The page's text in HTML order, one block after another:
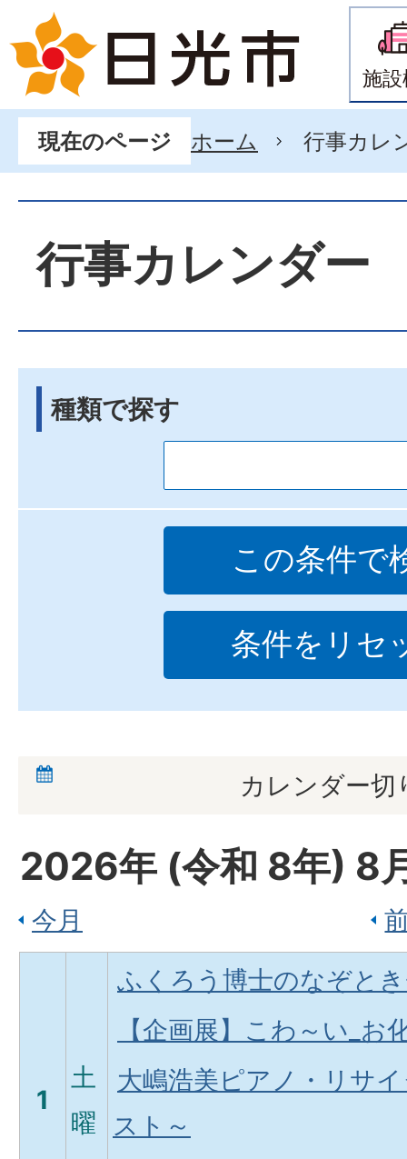
施
現在のページ ホーム 行事カレ
行事カレンダー
種類で探す
カレンダー切
2026年 (令和 8年) 8
今月
1
土
曜
ふくろう博士のなぞと
【企画展】こわ～い_お
大嶋浩美ピアノ・リサ
スト～